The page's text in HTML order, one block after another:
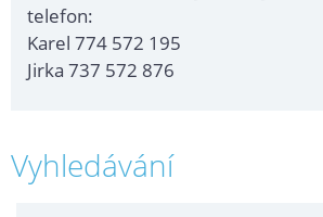
telefon:
Karel 774 572 195
Jirka 737 572 876
Vyhledávání